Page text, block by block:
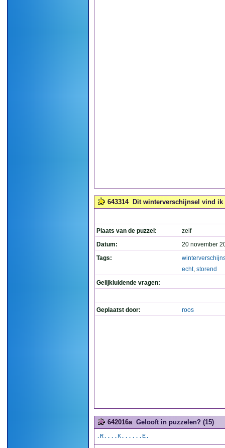
643314 Dit winterverschijnsel vind ik
Plaats van de puzzel:
zelf
Datum:
20 november
Tags:
echt, storend
Gelijkluidende vragen:
Geplaatst door: roos
642016a Gelooft in puzzelen? (15)
.R....K......E.